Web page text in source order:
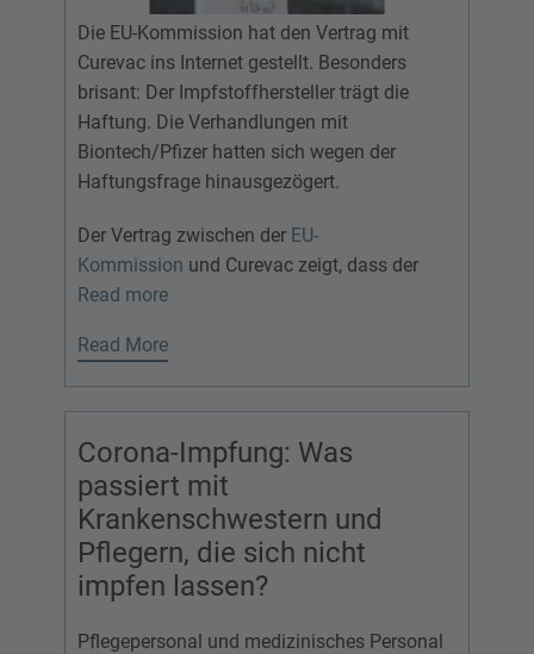
Die EU-Kommission hat den Vertrag mit
Curevac ins Internet gestellt. Besonders
brisant: Der Impfstoffhersteller trägt die
Haftung. Die Verhandlungen mit
Biontech/Pfizer hatten sich wegen der
Haftungsfrage hinausgezögert.
Der Vertrag zwischen der EU-
Kommission und Curevac zeigt, dass der
Read more
Read More
Corona-Impfung: Was
passiert mit
Krankenschwestern und
Pflegern, die sich nicht
impfen lassen?
Pflegepersonal und medizinisches Personal